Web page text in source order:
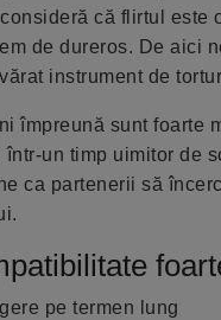
că flirtul
de dureros. De aici
instrument de
împreună sunt foarte
un timp uimitor de
ca partenerii să
pe termen lung